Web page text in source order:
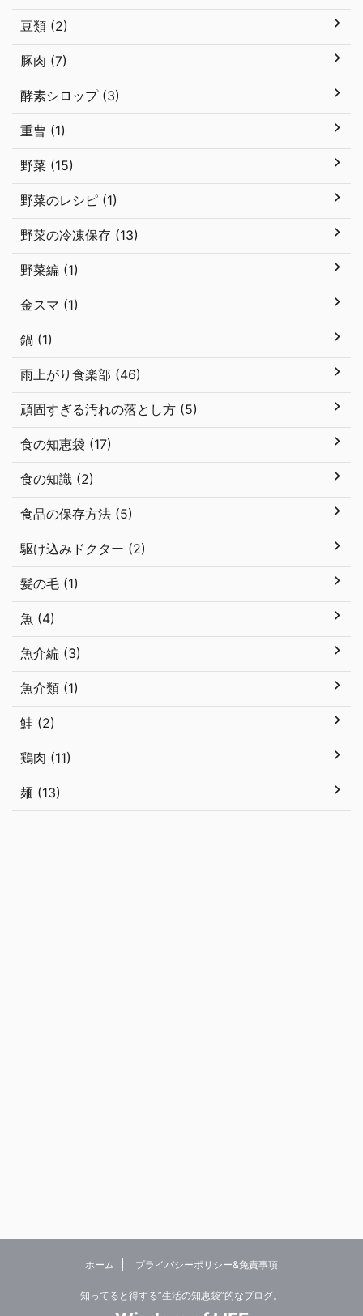
豆類 (2)
豚肉 (7)
酵素シロップ (3)
重曹 (1)
野菜 (15)
野菜のレシピ (1)
野菜の冷凍保存 (13)
野菜編 (1)
金スマ (1)
鍋 (1)
雨上がり食楽部 (46)
頑固すぎる汚れの落とし方 (5)
食の知恵袋 (17)
食の知識 (2)
食品の保存方法 (5)
駆け込みドクター (2)
髪の毛 (1)
魚 (4)
魚介編 (3)
魚介類 (1)
鮭 (2)
鶏肉 (11)
麺 (13)
ホーム プライバシーポリシー&免責事項
知ってると得する”生活の知恵袋”的なブログ。